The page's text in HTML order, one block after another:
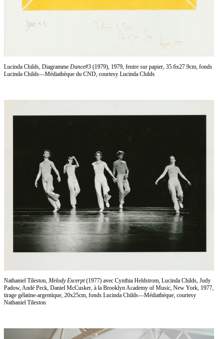
Lucinda Childs, Diagramme Dance#3 (1979), 1979, feutre sur papier, 35.6x27.9cm, fonds
Lucinda Childs—Médiathèque du CND, courtesy Lucinda Childs
Nathaniel Tileston, Melody Excerpt(1977) avec Cynthia Heldstrom, Lucinda Childs, Judy
Padow, Andé Peck, Daniel McCusker, à la Brooklyn Academy of Music, New York, 1977,
tirage gélatine-argentique, 20x25cm, fonds Lucinda Childs—Médiathèque, courtesy
Nathaniel Tileston